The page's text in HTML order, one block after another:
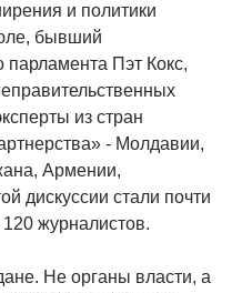
и политики
бывший
парламента Пэт Кокс,
из стран
- Молдавии,
Армении,
дискуссии стали почти
журналистов.
Не органы власти, а